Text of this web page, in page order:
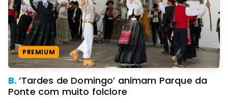
PREMIUM
B.‘Tardes de Domingo’ animam Parque da
Ponte com muito folclore